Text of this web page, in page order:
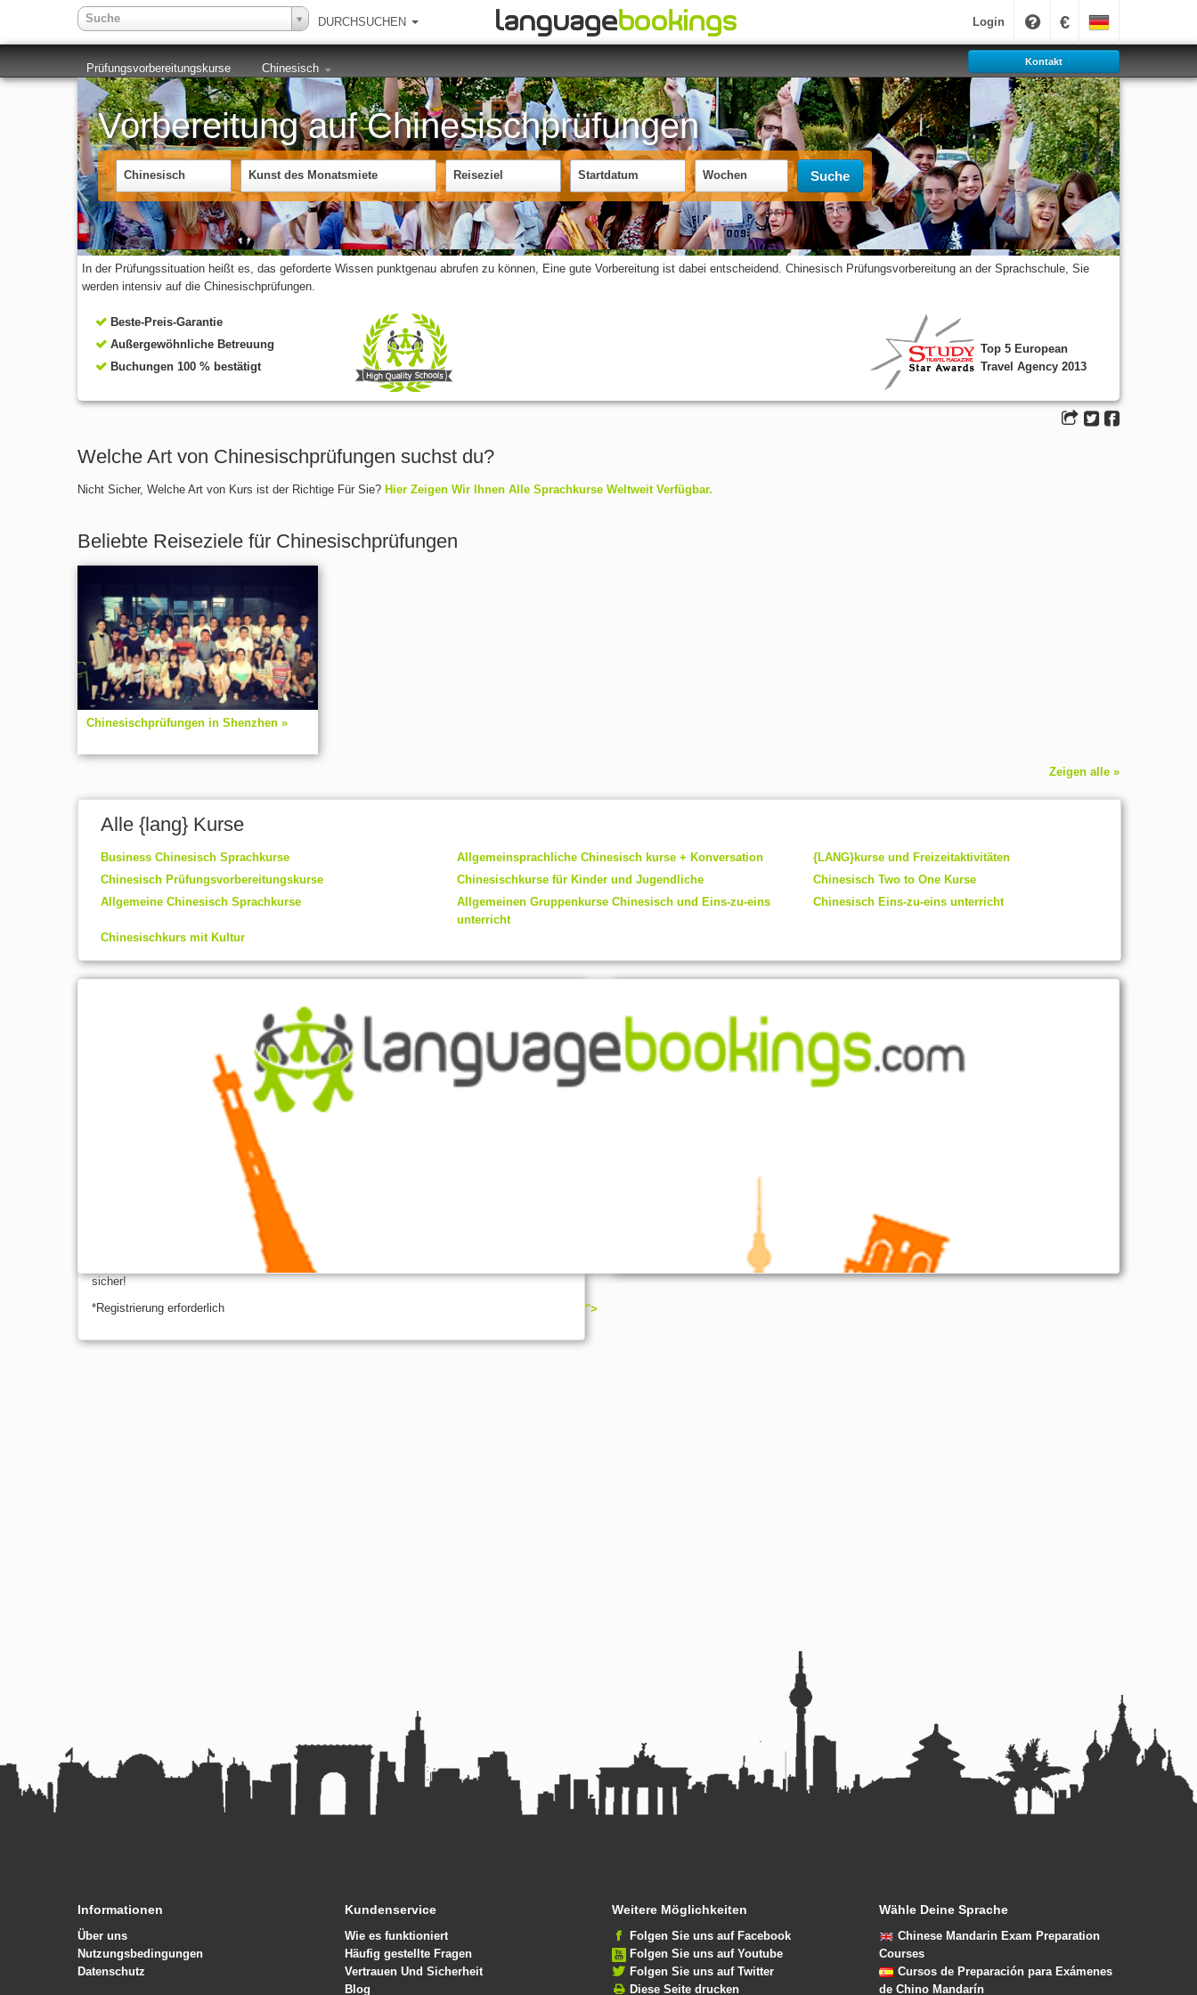
Suche DURCHSUCHEN Login €
Prüfungsvorbereitungskurse Chinesisch Kontakt
Vorbereitung auf Chinesischprüfungen
Chinesisch Kunst des Monatsmiete Reiseziel Startdatum Wochen Suche
In der Prüfungssituation heißt es, das geforderte Wissen punktgenau abrufen zu können, Eine gute Vorbereitung ist dabei entscheidend. Chinesisch Prüfungsvorbereitung an der Sprachschule, Sie
werden intensiv auf die Chinesischprüfungen.
Beste-Preis-Garantie
Außergewöhnliche Betreuung
Buchungen 100 % bestätigt
Top 5 European
Travel Agency 2013
Welche Art von Chinesischprüfungen suchst du?
Nicht Sicher, Welche Art von Kurs ist der Richtige Für Sie? Hier Zeigen Wir Ihnen Alle Sprachkurse Weltweit Verfügbar.
Beliebte Reiseziele für Chinesischprüfungen
Chinesischprüfungen in Shenzhen »
Zeigen alle »
Alle {lang} Kurse
Business Chinesisch Sprachkurse Allgemeinsprachliche Chinesisch kurse + Konversation
{LANG}kurse und Freizeitaktivitäten
Chinesisch Prüfungsvorbereitungskurse
Chinesischkurse für Kinder und Jugendliche
Chinesisch Two to One Kurse
Allgemeine Chinesisch Sprachkurse
Allgemeinen Gruppenkurse Chinesisch und Eins-zu-eins
unterricht
Chinesisch Eins-zu-eins unterricht
Chinesischkurs mit Kultur
Laden Sie unsere komplette Anleitung um eine Sprache im
-Wo kann man im Ausland lernen?
-Tipps zum finden der besten Sprachkurse
-Wie man das Beste aus Ihrem Studium im Ausland?
Und vieles mehr!
Alle notwendigen Informationen an einem Ort.
Sie jemals brauchen werden, um Ihren Sprachkurs optimal und haben die
beste Erfahrungen im Ausland!
Download kostenlos *
Wir hassen Span, so viel wie Sie, Vertrauen Sie uns, Ihre e-Mail-Adresse werden bei uns
sicher!
*Registrierung erforderlich
Message: Undefined variable: lang_info
Filename: blocks/intro_video.php
">
Informationen
Über uns
Nutzungsbedingungen
Datenschutz
Kundenservice
Wie es funktioniert
Häufig gestellte Fragen
Vertrauen Und Sicherheit
Blog
Weitere Möglichkeiten
Folgen Sie uns auf Facebook
Folgen Sie uns auf Youtube
Folgen Sie uns auf Twitter
Diese Seite drucken
Wähle Deine Sprache
Chinese Mandarin Exam Preparation
Courses
Cursos de Preparación para Exámenes
de Chino Mandarín